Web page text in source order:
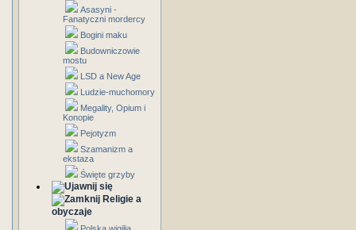
Asasyni -
Fanatyczni mordercy
Bogini maku
Budowniczowie
mostu
LSD a New Age
Ludzie-muchomory
Megality, Opium i
Konopie
Pejotyzm
Szamanizm a
ekstaza
Święte grzyby
Religie a
obyczaje